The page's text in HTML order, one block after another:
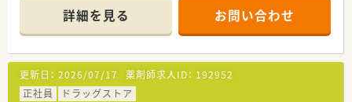
わけ、それぞれをきちんと分業することで、薬剤師としての仕事
に集中し、高い専門性を発揮していただきます。
馴染みのお客様とは、ご来店の度に会話を交わしてゆくことも多
くなりますので、全国チェーン店でありながら、『かかりつけ薬
局』としての細やかな接客が可能になります。
詳細を見る お問い合わせ
更新日： 2026/07/17 薬剤師求人ID： 192952
正社員
ドラッグストア